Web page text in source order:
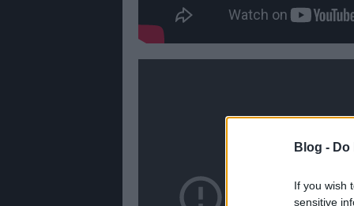
Blog -
If you wish
sensitive